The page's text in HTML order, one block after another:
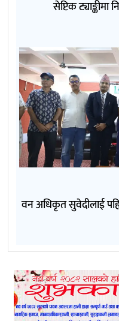
सेप्टिक
वन अधिकृत सुवेदीलाई